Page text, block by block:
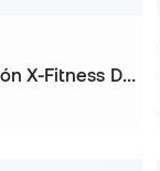
Manguitos de compresión X-Fitness Dual Layer